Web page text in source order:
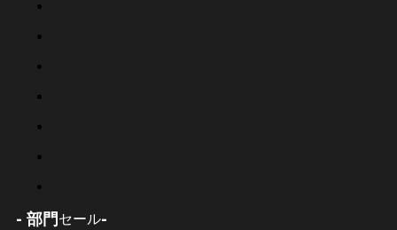
- 部門 セール-